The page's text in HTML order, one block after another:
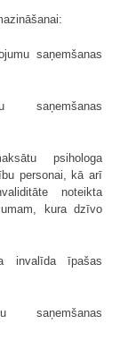
saņemšanas
saņemšanas
psihologa
personai, kā arī
noteikta
kura dzīvo
invalīda īpašas
saņemšanas